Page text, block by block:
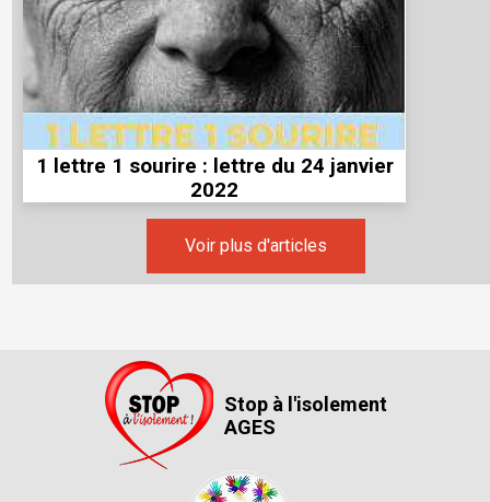
1 lettre 1 sourire : lettre du 24 janvier
2022
Voir plus d'articles
Stop à l'isolement
AGES